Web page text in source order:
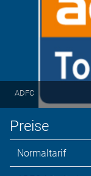
ADFC
Preise
Normaltarif